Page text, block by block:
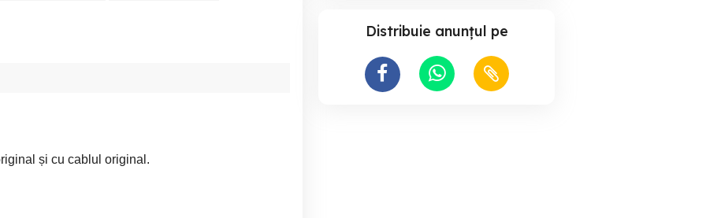
și cu cablul original.
Distribuie anunțul pe